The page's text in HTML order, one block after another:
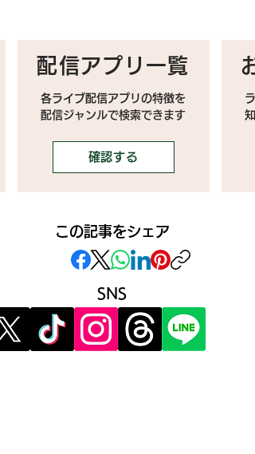
配信アプリ一覧
各ライブ配信アプリの特徴を
配信ジャンルで検索できます
確認する
この記事をシェア
SNS